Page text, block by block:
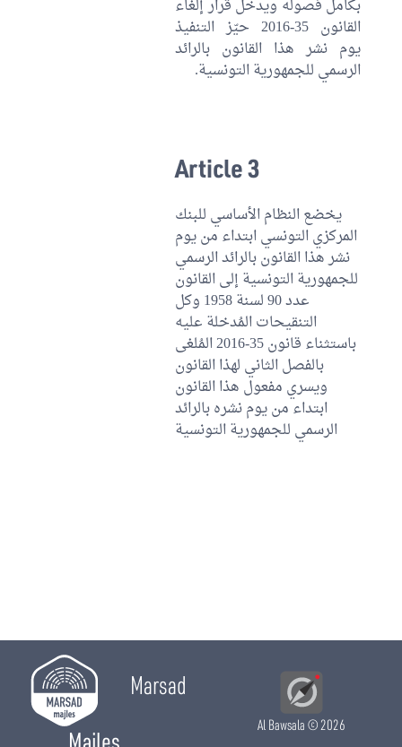
بكامل فصوله ويدخل قرار إلغاء
القانون 35-2016 حيّز التنفيذ
يوم نشر هذا القانون بالرائد
الرسمي للجمهورية التونسية.
Article 3
يخضع النظام الأساسي للبنك
المركزي التونسي ابتداء من يوم
نشر هذا القانون بالرائد الرسمي
للجمهورية التونسية إلى القانون
عدد 90 لسنة 1958 وكل
التنقيحات المُدخلة عليه
باستثناء قانون 35-2016 المُلغى
بالفصل الثاني لهذا القانون
ويسري مفعول هذا القانون
ابتداء من يوم نشره بالرائد
الرسمي للجمهورية التونسية
Marsad
Al Bawsala© 2026